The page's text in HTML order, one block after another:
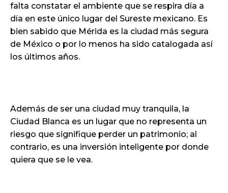
falta constatar el ambiente que se respira día a
día en este único lugar del Sureste mexicano. Es
bien sabido que Mérida es la ciudad más segura
de México o por lo menos ha sido catalogada así
los últimos años.
Además de ser una ciudad muy tranquila, la
Ciudad Blanca es un lugar que no representa un
riesgo que signifique perder un patrimonio; al
contrario, es una inversión inteligente por donde
quiera que se le vea.